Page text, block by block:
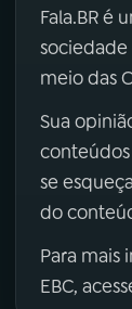
Fala.BR é
meio das
Sua
conteúdos
se
do
Para mais
EBC,